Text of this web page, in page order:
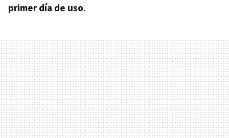
primer día de uso.